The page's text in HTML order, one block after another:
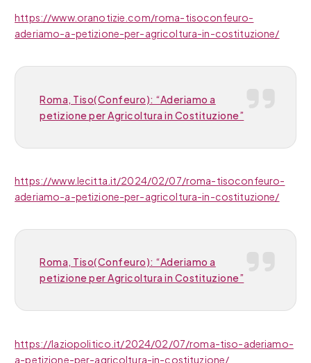
https://www.oranotizie.com/roma-tisoconfeuro-
aderiamo-a-petizione-per-agricoltura-in-costituzione/
Roma, Tiso(Confeuro): “Aderiamo a
petizione per Agricoltura in Costituzione”
https://www.lecitta.it/2024/02/07/roma-tisoconfeuro-
aderiamo-a-petizione-per-agricoltura-in-costituzione/
Roma, Tiso(Confeuro): “Aderiamo a
petizione per Agricoltura in Costituzione”
https://laziopolitico.it/2024/02/07/roma-tiso-aderiamo-
a-petizione-per-agricoltura-in-costituzione/